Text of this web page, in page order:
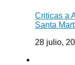
Criticas a
Santa
28 julio,